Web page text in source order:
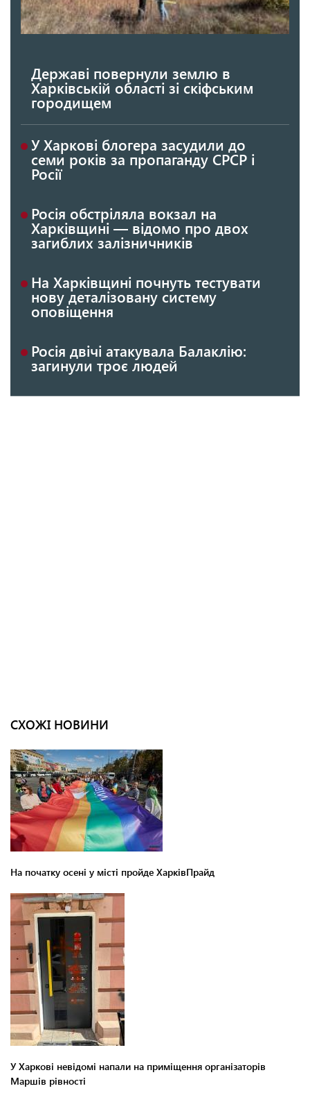
Державі повернули землю в
Харківській області зі скіфським
городищем
У Харкові блогера засудили до
семи років за пропаганду СРСР і
Росії
Росія обстріляла вокзал на
Харківщині — відомо про двох
загиблих залізничників
На Харківщині почнуть тестувати
нову деталізовану систему
оповіщення
Росія двічі атакувала Балаклію:
загинули троє людей
СХОЖІ НОВИНИ
На початку осені у місті пройде ХарківПрайд
У Харкові невідомі напали на приміщення організаторів
Маршів рівності